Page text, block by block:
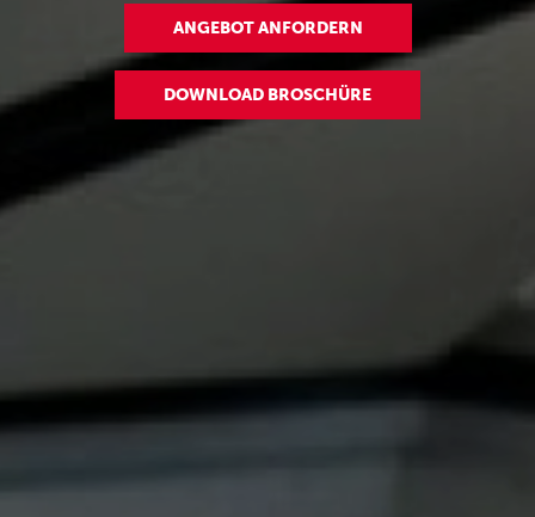
ANGEBOT ANFORDERN
DOWNLOAD BROSCHÜRE